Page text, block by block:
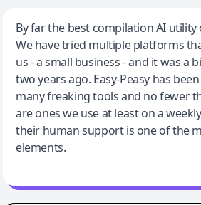
Jeff Wilson
By far the best compilation AI utility
By far the best compilation AI
We have tried multiple platforms
us - a small business - and it was a
two years ago. Easy-Peasy has
many freaking tools and no fewer
are ones we use at least on a
their human support is one of the
elements.